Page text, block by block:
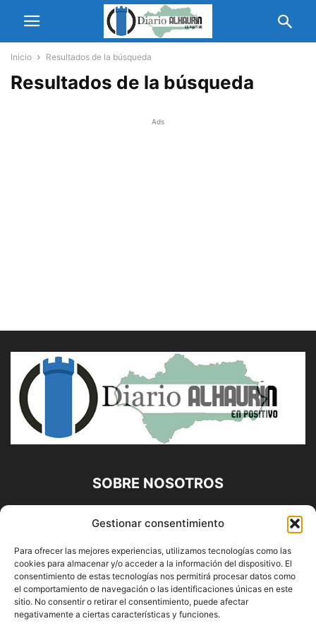
Gestionar consentimiento
Para ofrecer las mejores experiencias, utilizamos tecnologías como las
cookies para almacenar y/o acceder a la información del dispositivo. El
consentimiento de estas tecnologías nos permitirá procesar datos como
el comportamiento de navegación o las identificaciones únicas en este
sitio. No consentir o retirar el consentimiento, puede afectar
negativamente a ciertas características y funciones.
Inicio Resultados de la búsqueda
Resultados de la búsqueda
Ads
SOBRE NOSOTROS
Diario Alhaurín (www.alhaurindelatorre.com) Propiedad de
Francisco E. López López | 639 95 71 95 | Noticias de
Alhaurín de la Torre, Málaga y Provincia|
Contáctanos:info@alhaurindelatorre.com
SÍGUENOS